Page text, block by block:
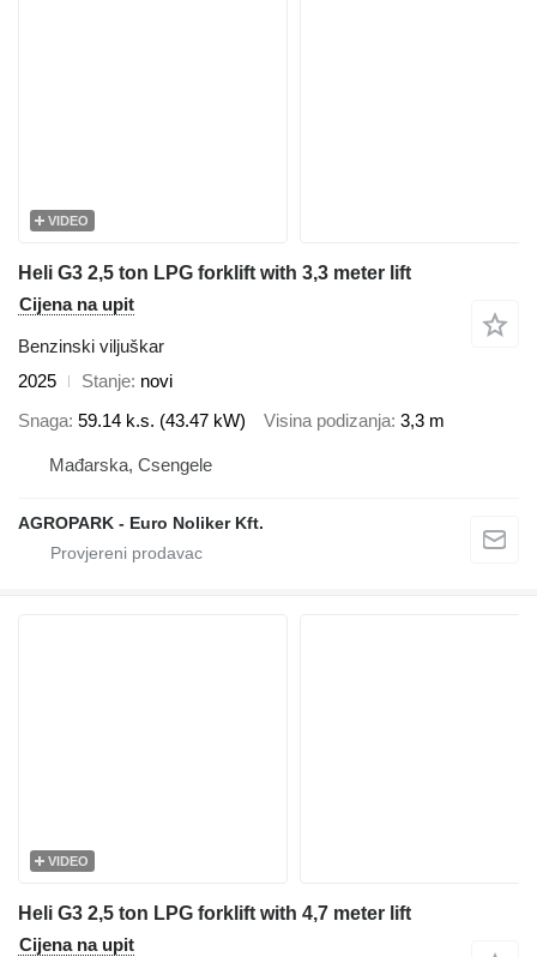
VIDEO
Heli G3 2,5 ton LPG forklift with 3,3 meter lift
Cijena na upit
Benzinski viljuškar
2025
Stanje novi
Snaga 59.14 k.s. (43.47 kW) Visina podizanja 3,3 m
Mađarska, Csengele
AGROPARK - Euro Noliker Kft.
VIDEO
Heli G3 2,5 ton LPG forklift with 4,7 meter lift
Cijena na upit